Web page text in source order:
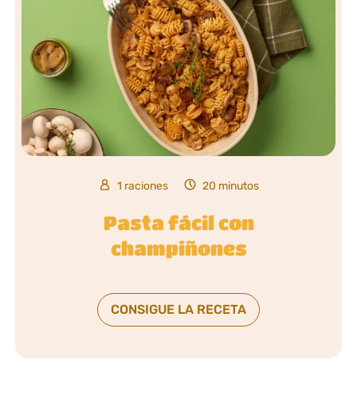
1 raciones 20 minutos
Pasta fácil con
champiñones
CONSIGUE LA RECETA